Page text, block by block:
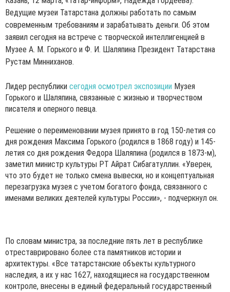
Ведущие музеи Татарстана должны работать по самым
современным требованиям и зарабатывать деньги. Об этом
заявил сегодня на встрече с творческой интеллигенцией в
Музее А. М. Горького и Ф. И. Шаляпина Президент Татарстана
Рустам Минниханов.
Лидер республики сегодня осмотрел экспозиции Музея
Горького и Шаляпина, связанные с жизнью и творчеством
писателя и оперного певца.
Решение о переименовании музея принято в год 150-летия со
дня рождения Максима Горького (родился в 1868 году) и 145-
летия со дня рождения Федора Шаляпина (родился в 1873-м),
заметил министр культуры РТ Айрат Сибагатуллин. «Уверен,
что это будет не только смена вывески, но и концептуальная
перезагрузка музея с учетом богатого фонда, связанного с
именами великих деятелей культуры России», - подчеркнул он.
По словам министра, за последние пять лет в республике
отреставрировано более ста памятников истории и
архитектуры. «Все татарстанские объекты культурного
наследия, а их у нас 1627, находящиеся на государственном
контроле, внесены в единый федеральный государственный